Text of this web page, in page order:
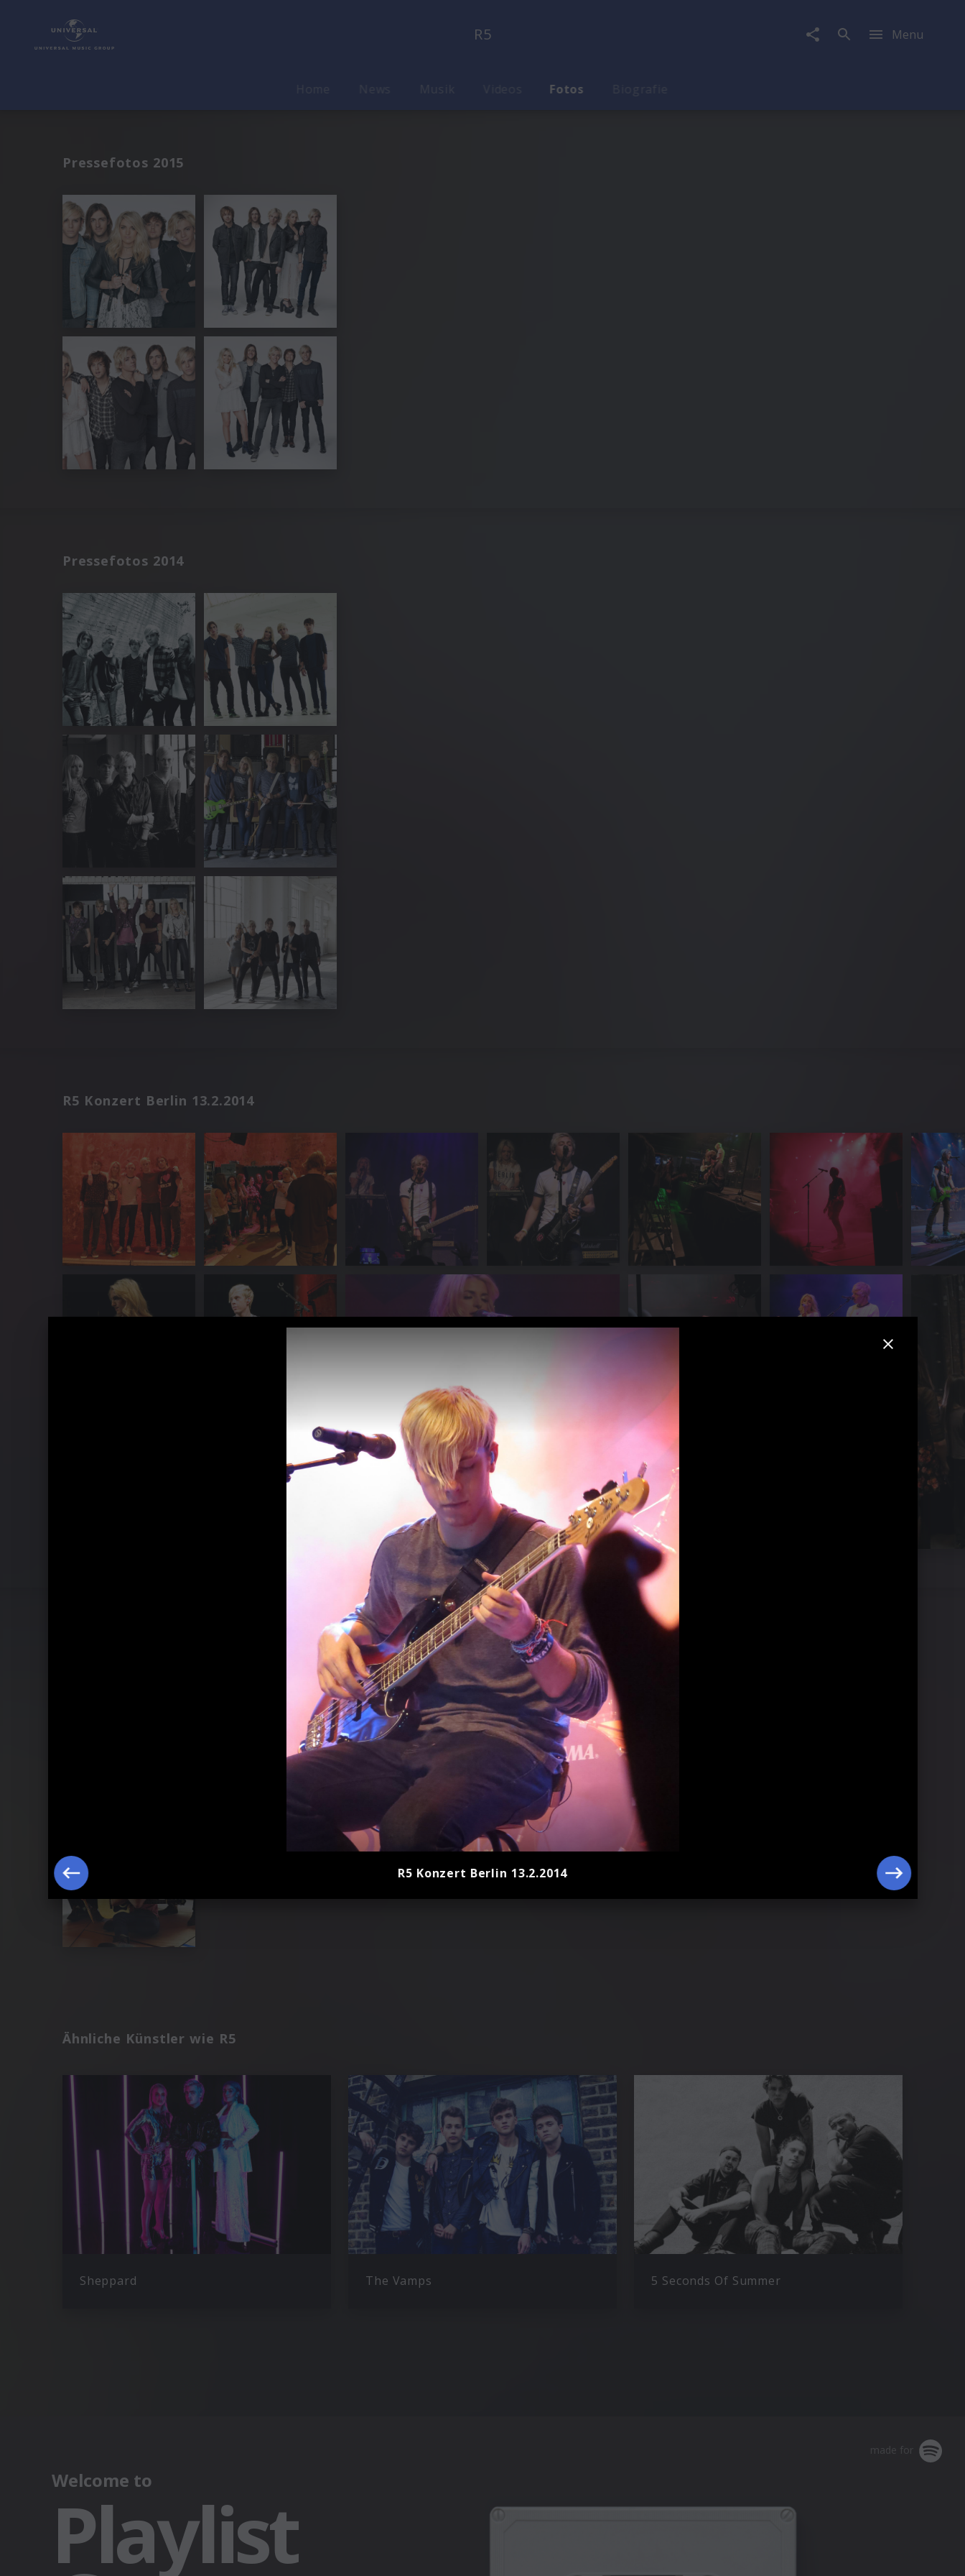
R5 Menu
Musik Fotos Biografie
Pressefotos 2015
Pressefotos 2014
R5 Konzert Berlin 13.2.2014
Ähnliche Künstler wie R5
Sheppard The Vamps 5 Seconds Of Summer
R5 Konzert Berlin 13.2.2014